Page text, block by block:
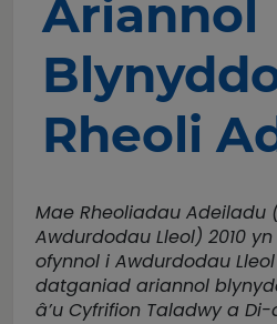
Ariannol
Rheoli
Mae Rheoliadau Adeiladu
Awdurdodau Lleol) 2010
ofynnol i Awdurdodau
datganiad ariannol
â’u Cyfrifion Taladwy a Di-